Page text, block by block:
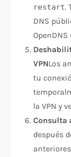
restart.
DNS
VPNLos
tu
la VPN y
Consulta
después